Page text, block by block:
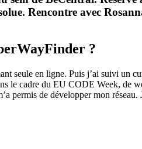
Rencontre avec
?
seule en ligne. Puis j’ai suivi un
le cadre du EU CODE Week, de
permis de développer mon